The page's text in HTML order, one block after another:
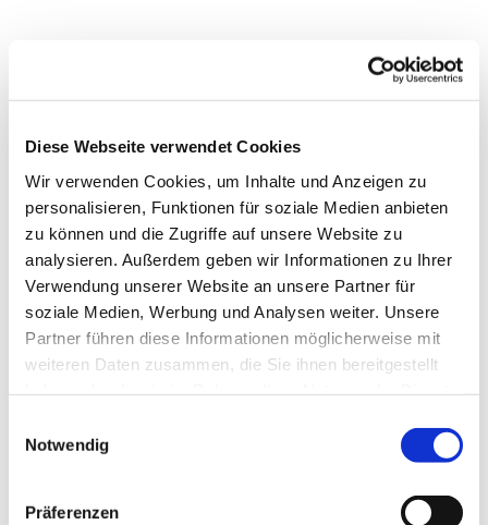
Diese Webseite verwendet Cookies
Wir verwenden Cookies, um Inhalte und Anzeigen zu
personalisieren, Funktionen für soziale Medien anbieten
zu können und die Zugriffe auf unsere Website zu
analysieren. Außerdem geben wir Informationen zu Ihrer
Verwendung unserer Website an unsere Partner für
soziale Medien, Werbung und Analysen weiter. Unsere
Partner führen diese Informationen möglicherweise mit
weiteren Daten zusammen, die Sie ihnen bereitgestellt
Notwendig
Präferenzen
Dies könnte Sie auch
interessieren